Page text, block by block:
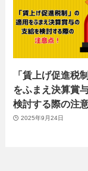
「賃上げ促進税
をふまえ決算賞
検討する際の注
2025年9月24日